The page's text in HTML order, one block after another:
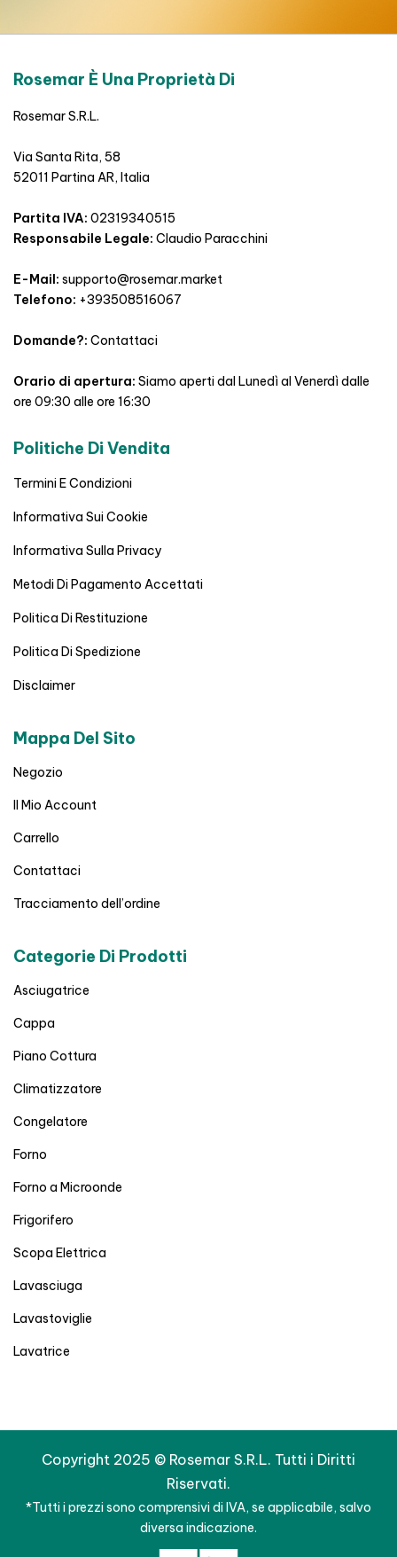
Rosemar È Una Proprietà Di
Rosemar S.R.L.
Via Santa Rita, 58
52011 Partina AR, Italia
Partita IVA: 02319340515
Responsabile Legale: Claudio Paracchini
E-Mail: supporto@rosemar.market
Telefono: +393508516067
Domande?: Contattaci
Orario di apertura: Siamo aperti dal Lunedì al Venerdì dalle
ore 09:30 alle ore 16:30
Politiche Di Vendita
Termini E Condizioni
Informativa Sui Cookie
Informativa Sulla Privacy
Metodi Di Pagamento Accettati
Politica Di Restituzione
Politica Di Spedizione
Disclaimer
Mappa Del Sito
Negozio
Il Mio Account
Carrello
Contattaci
Tracciamento dell’ordine
Categorie Di Prodotti
Asciugatrice
Cappa
Piano Cottura
Climatizzatore
Congelatore
Forno
Forno a Microonde
Frigorifero
Scopa Elettrica
Lavasciuga
Lavastoviglie
Lavatrice
Copyright 2025 © Rosemar S.R.L. Tutti i Diritti
Riservati.
*Tutti i prezzi sono comprensivi di IVA, se applicabile, salvo
diversa indicazione.